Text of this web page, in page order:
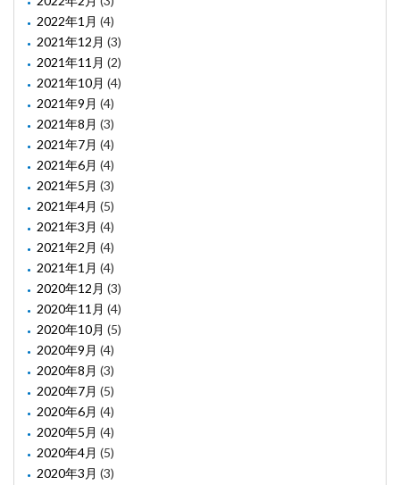
2022年1月 (4)
2021年12月 (3)
2021年11月 (2)
2021年10月 (4)
2021年9月 (4)
2021年8月 (3)
2021年7月 (4)
2021年6月 (4)
2021年5月 (3)
2021年4月 (5)
2021年3月 (4)
2021年2月 (4)
2021年1月 (4)
2020年12月 (3)
2020年11月 (4)
2020年10月 (5)
2020年9月 (4)
2020年8月 (3)
2020年7月 (5)
2020年6月 (4)
2020年5月 (4)
2020年4月 (5)
2020年3月 (3)